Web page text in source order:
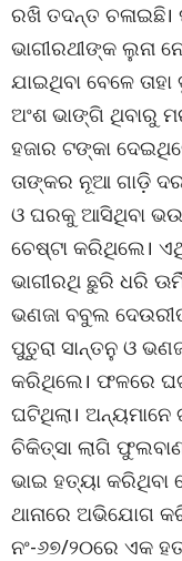
ରଖି ତଦନ୍ତ ଚଳାଇଛି।
ଭାଗୀରଥୀଙ୍କ ଲୁନା
ଯାଇଥିବା ବେଳେ
ଅଂଶ ଭାଙ୍ଗି ଥିବାରୁ
ହଜାର ଟଙ୍କା
ତାଙ୍କର ନୂଆ ଗାଡ଼ି
ଓ ଘରକୁ ଆସିଥିବା
ଚେଷ୍ଟା କରିଥିଲେ।
ଭାଗୀରଥି ଛୁରି ଧରି
ଭଣଜା ବବୁଲ
ପୁତୁରା ସାନ୍ତନୁ ଓ
କରିଥିଲେ। ଫଳରେ
ଘଟିଥିଲା।
ଚିକିତ୍ସା ଲାଗି
ଭାଇ ହତ୍ୟା କରିଥିବା
ଥାନାରେ ଅଭିଯୋଗ
ନଂ-୬୭/୨୦ରେ ଏକ